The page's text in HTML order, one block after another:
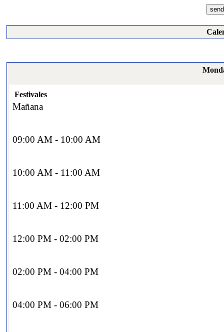
Festivales
Mañana
09:00 AM - 10:00 AM
10:00 AM - 11:00 AM
11:00 AM - 12:00 PM
12:00 PM - 02:00 PM
02:00 PM - 04:00 PM
04:00 PM - 06:00 PM